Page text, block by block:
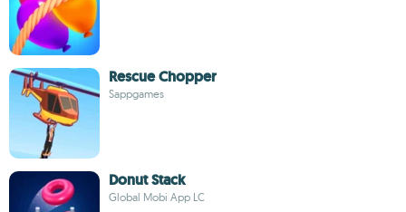
Rescue Chopper
Sappgames
Donut Stack
Global Mobi App LC